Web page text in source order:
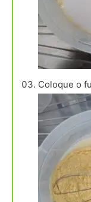
Coloque o